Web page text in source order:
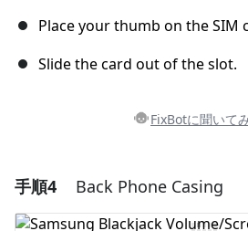
Place your thumb on the SIM
Slide the card out of the slot.
FixBotに聞いて
コメントを追加
手順4 Back Phone Casing